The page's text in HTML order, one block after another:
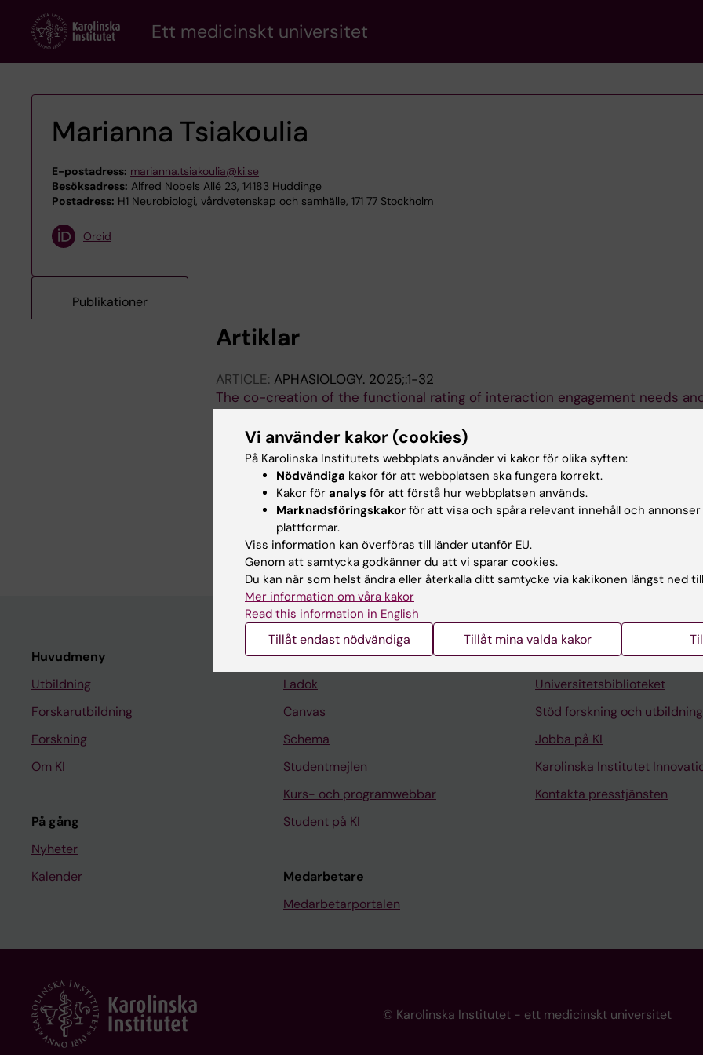
content
Ett medicinskt universitet
Marianna Tsiakoulia
E-postadress: marianna.tsiakoulia@ki.se
Besöksadress: Alfred Nobels Allé 23, 14183 Huddinge
Postadress: H1 Neurobiologi, vårdvetenskap och samhälle, 171 77 Stockholm
Orcid
Publikationer
Artiklar
ARTICLE: APHASIOLOGY. 2025;:1-32
The co-creation of the functional rating of interaction engagement needs
Charalambous M; Eftimiou S; Andreou E; Tsiakoulia M; Phylactou P
ARTICLE:WORLD JOURNAL OF UROLOGY.2024;42(1):27
Randomized, placebo-controlled, double-blinded study of prophylactic
use in women with recurrent uncomplicated cystitis
Tsiakoulias E; Gravas S; Hadjichristodoulou C; Oikonomou KG; Kyritsi M;
A; Kola K; Vacthsioli E; Tsiakoulia M; Gianniou M; Tzortzis V
Huvudmeny
Utbildning
Forskarutbildning
Forskning
Om KI
På gång
Nyheter
Kalender
Student
Ladok
Canvas
Schema
Studentmejlen
Kurs- och programwebbar
Student på KI
Medarbetare
Medarbetarportalen
Kontakta och besök KI
Universitetsbiblioteket
Stöd forskning och utbildning
Jobba på KI
Karolinska Institutet
Kontakta presstjänsten
© Karolinska Institutet - ett medicinskt universitet
Vi använder kakor (cookies)
På Karolinska Institutets webbplats använder vi kakor för olika syften:
Nödvändiga kakor för att webbplatsen ska fungera korrekt.
Kakor för analys för att förstå hur webbplatsen används.
Marknadsföringskakor för att visa och spåra relevant innehåll och
plattformar.
Viss information kan överföras till länder utanför EU.
Genom att samtycka godkänner du att vi sparar cookies.
Du kan när som helst ändra eller återkalla ditt samtycke via kakikonen längst ned
Mer information om våra kakor
Read this information in English
Tillåt endast nödvändiga Tillåt mina valda kakor